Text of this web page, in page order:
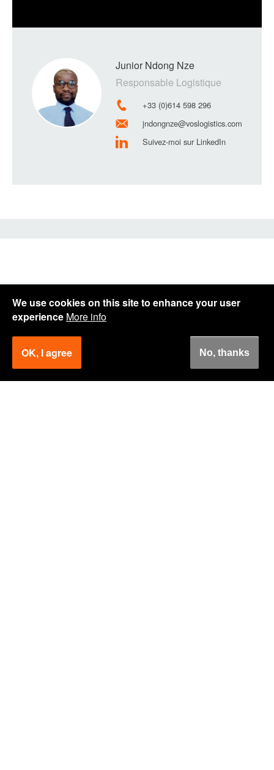
Junior Ndong Nze
Responsable Logistique
+33 (0)614 598 296
jndongnze@voslogistics.com
Suivez-moi sur LinkedIn
How can we help you?
Get in touch.
We use cookies on this site to enhance your user
experience More info
OK, I agree No, thanks